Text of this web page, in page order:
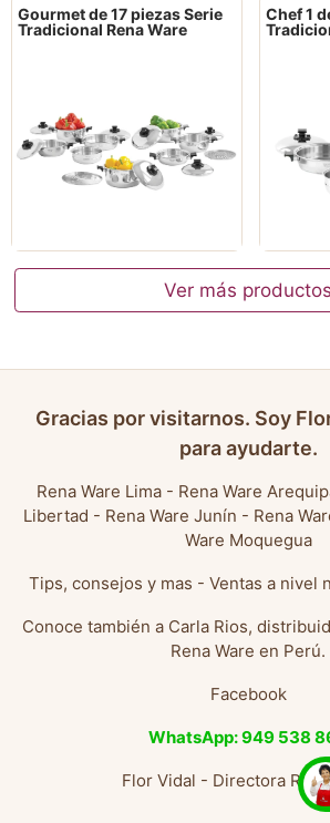
Gourmet de 17 piezas Serie
Tradicional Rena Ware
Chef 1
Ver más productos
Gracias por visitarnos. Soy
para ayudarte.
Rena Ware Lima- Rena Ware
Libertad - Rena Ware Junín - Rena
Ware Moquegua
Tips, consejos y mas - Ventas a nivel
Conoce también a Carla Rios,
Rena Ware en Perú.
Facebook
WhatsApp: 949 538
Flor Vidal - Directora